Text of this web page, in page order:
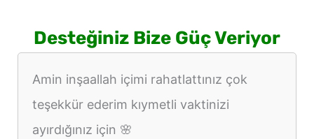
Desteğiniz Bize Güç Veriyor
Amin inşaallah içimi rahatlattınız çok
teşekkür ederim kıymetli vaktinizi
ayırdığınız için 🌸